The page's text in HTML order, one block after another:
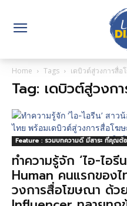
Home Tags เดบิวต์สู่วงการสื่
Tag: เดบิวต์สู่วงก
Feature : รวมบทความดี มีสาระ ที่คุณต้
ทำความรู้จัก ‘ไอ-ไอ
Human คนแรกของ
วงการสื่อโฆษณา ด้